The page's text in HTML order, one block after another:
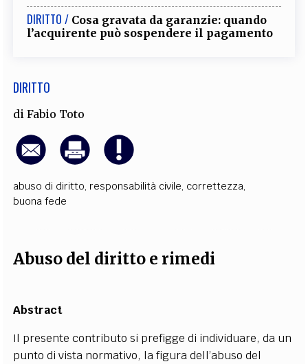
DIRITTO / Cosa gravata da garanzie: quando
l’acquirente può sospendere il pagamento
DIRITTO
diFabio Toto
abuso di diritto, responsabilità civile, correttezza,
buona fede
Abuso del diritto e rimedi
Abstract
Il presente contributo si prefigge di individuare, da un
punto di vista normativo, la figura dell’abuso del